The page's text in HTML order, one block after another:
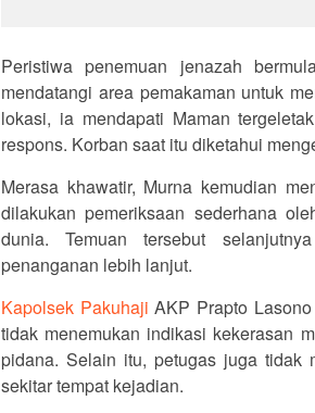
Peristiwa penemuan jenazah
mendatangi area pemakaman untuk
lokasi, ia mendapati Maman
respons. Korban saat itu diketahui
Merasa khawatir, Murna kemudian
dilakukan pemeriksaan sederhana
dunia. Temuan tersebut
penanganan lebih lanjut.
Kapolsek Pakuhaji AKP Prapto
tidak menemukan indikasi kekerasan
pidana. Selain itu, petugas juga tidak
sekitar tempat kejadian.